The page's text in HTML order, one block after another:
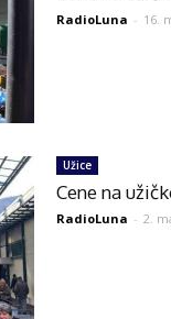
RadioLuna - 16.
Užice
Cene na
RadioLuna - 2.